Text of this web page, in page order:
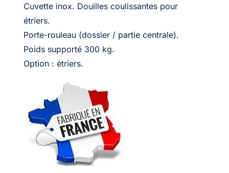
Cuvette inox. Douilles coulissantes pour
étriers.
Porte-rouleau (dossier / partie centrale).
Poids supporté 300 kg.
Option : étriers.